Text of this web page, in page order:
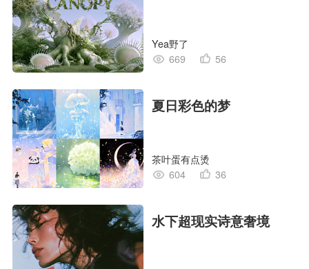
Yea野了
669
56
夏日彩色的梦
茶叶蛋有点烫
604
36
水下超现实诗意奢境